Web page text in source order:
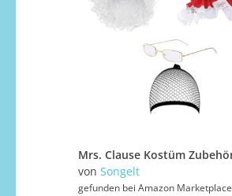
von Songelt
gefunden bei Amazon Marketplace